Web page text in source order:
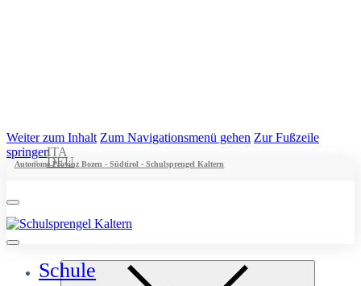
Weiter zum Inhalt Zum Navigationsmenü gehen Zur Fußzeile
springen
Autonome Provinz Bozen - Südtirol - Schulsprengel Kaltern
ITA
DEU
Schule